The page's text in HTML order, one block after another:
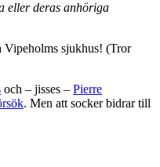
eller deras anhöriga
Vipeholms sjukhus! (Tror
och – jisses – Pierre
. Men att socker bidrar till